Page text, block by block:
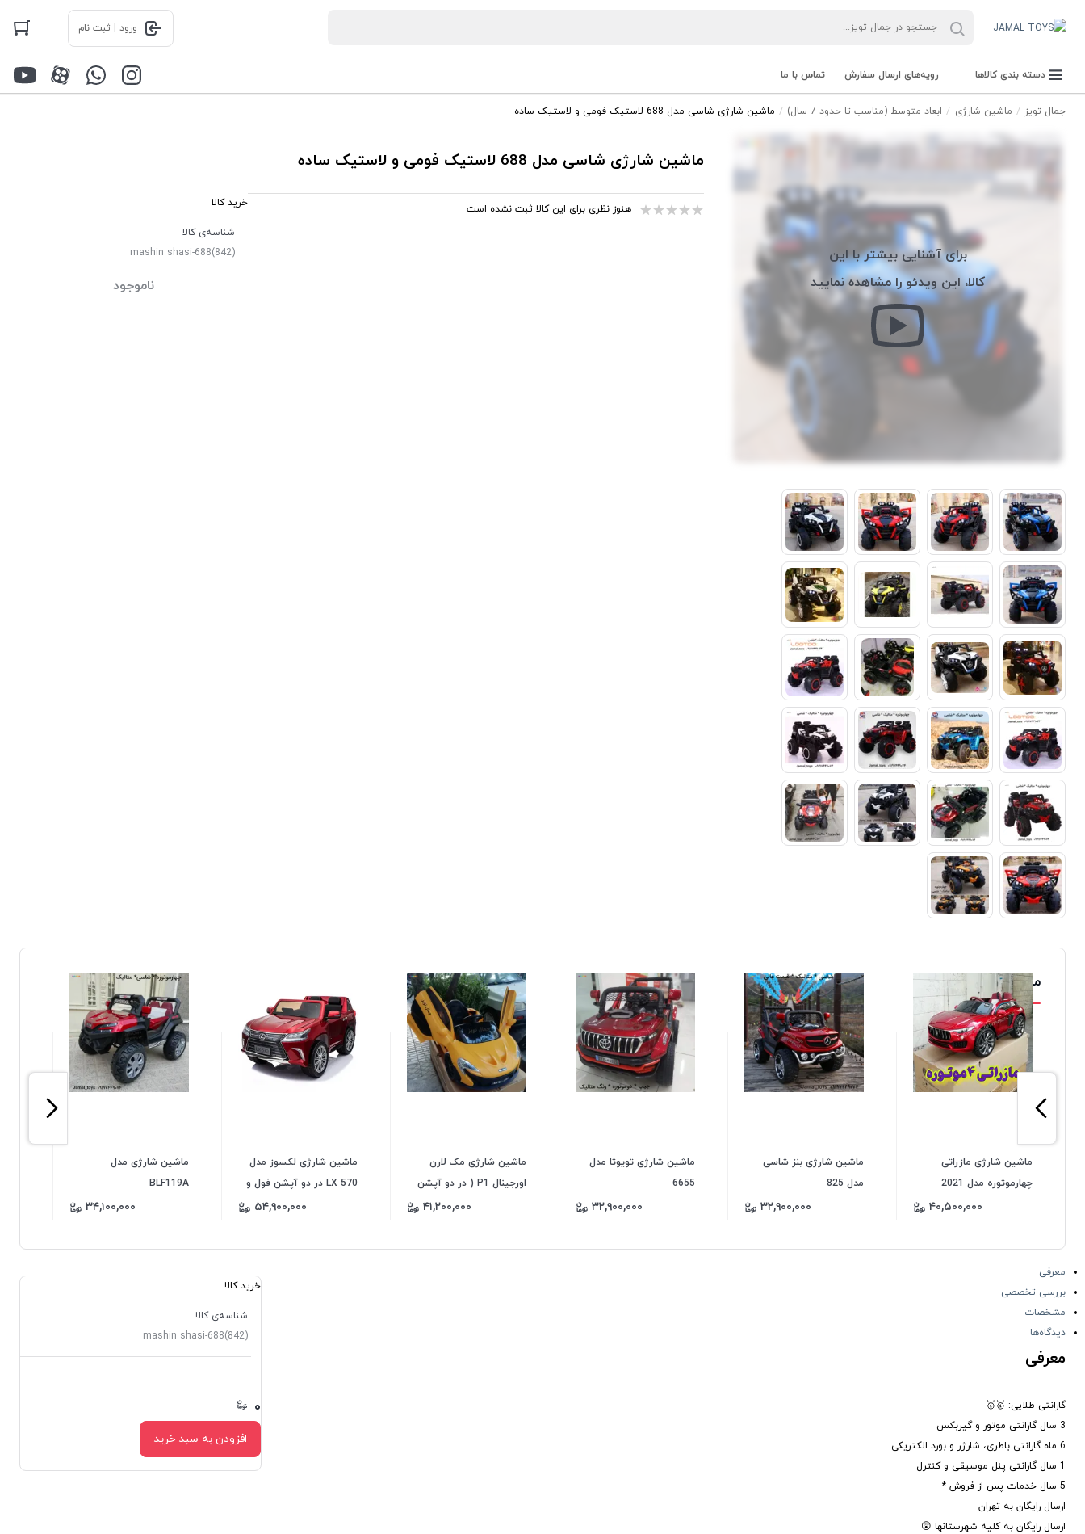
ورود | ثبت نام
دسته بندی کالاها رویه‌های ارسال سفارش تماس با ما
جمال تویز ماشین شارژی ابعاد متوسط (مناسب تا حدود 7 سال) ماشین شارژی شاسی مدل 688 لاستیک فومی و لاستیک ساده
برای آشنایی بیشتر با این
کالا، این ویدئو را مشاهده نمایید
ماشین شارژی شاسی مدل 688 لاستیک فومی و لاستیک ساده
هنوز نظری برای این کالا ثبت نشده است
خرید کالا
شناسه‌ی کالا
mashin shasi-688(842)
ناموجود
محصولات مشابه
ماشین شارژی مازراتی
چهارموتوره مدل 2021
۴۰,۵۰۰,۰۰۰
ماشین شارژی بنز شاسی
مدل 825
۳۲,۹۰۰,۰۰۰
ماشین شارژی تویوتا مدل
6655
۳۲,۹۰۰,۰۰۰
ماشین شارژی مک لارن
اورجینال P1 ( در دو آپشن
اورجینال و غیر اورجینال)
۴۱,۲۰۰,۰۰۰
ماشین شارژی لکسوز مدل
LX 570 در دو آپشن فول و
۵۴,۹۰۰,۰۰۰
ماشین شارژی مدل
BLF119A
۳۴,۱۰۰,۰۰۰
معرفی
بررسی تخصصی
مشخصات
دیدگاه‌ها
معرفی
گارانتی طلایی: 🥇🥇
3 سال گارانتی موتور و گیربکس
6 ماه گارانتی باطری، شارژر و بورد الکتریکی
1 سال گارانتی پنل موسیقی و کنترل
5 سال خدمات پس از فروش *
ارسال رایگان به تهران
ارسال رایگان به کلیه شهرستانها 😲
خرید کالا
شناسه‌ی کالا
mashin shasi-688(842)
۰
افزودن به سبد خرید